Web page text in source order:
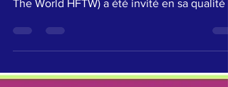
de "la traite des personnes"
The World HFTW) a été invité en sa qualité